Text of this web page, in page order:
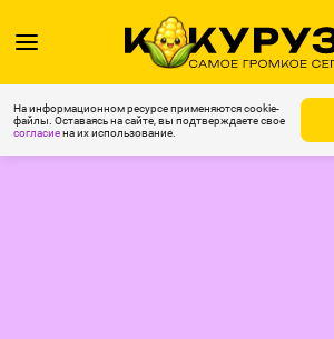
На информационном ресурсе применяются cookie-
файлы. Оставаясь на сайте, вы подтверждаете свое
согласиена их использование.